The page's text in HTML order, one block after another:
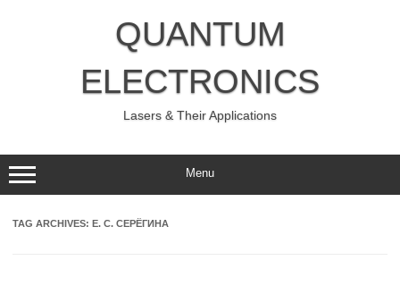
QUANTUM
ELECTRONICS
Lasers & Their Applications
Menu
TAG ARCHIVES: Е. С. СЕРЁГИНА